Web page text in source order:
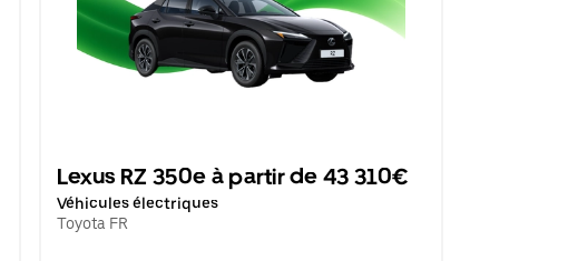
Lexus RZ 350e à partir de 43 310€
Véhicules électriques
Toyota FR